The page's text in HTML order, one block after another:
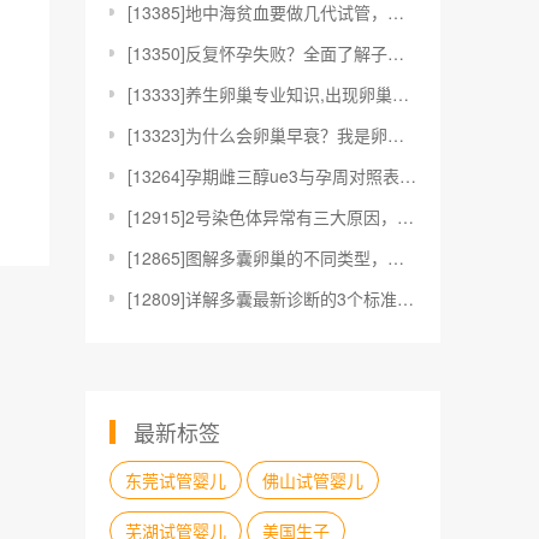
[13385]地中海贫血要做几代试管，医生：这2种情况
[13350]反复怀孕失败？全面了解子宫内膜容受性阵列
[13333]养生卵巢专业知识,出现卵巢早衰有什么信号
[13323]为什么会卵巢早衰？我是卵巢早衰吗？
[13264]孕期雌三醇ue3与孕周对照表一览，一看就
[12915]2号染色体异常有三大原因，可能是妈妈或爸
[12865]图解多囊卵巢的不同类型，是轻是重看完见分
[12809]详解多囊最新诊断的3个标准，抽血查六项激
最新标签
东莞试管婴儿 佛山试管婴儿
芜湖试管婴儿 美国生子